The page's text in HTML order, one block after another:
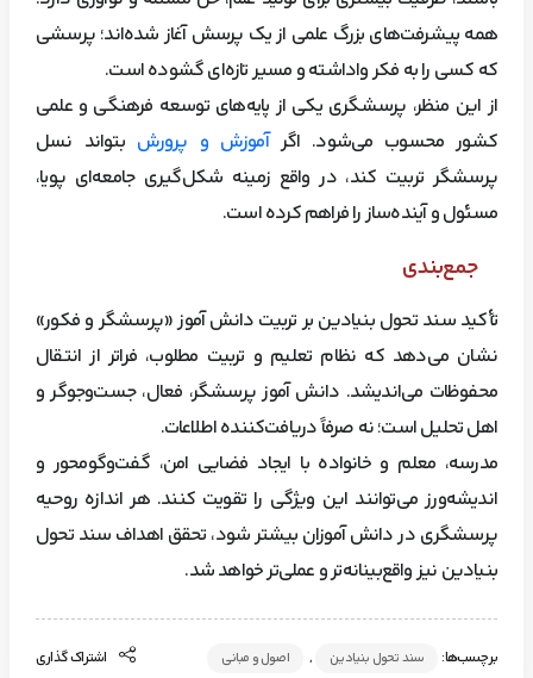
همه پیشرفت‌های بزرگ علمی از یک پرسش آغاز شده‌اند؛ پرسشی
که کسی را به فکر واداشته و مسیر تازه‌ای گشوده است.
از این منظر، پرسشگری یکی از پایه‌های توسعه فرهنگی و علمی
کشور محسوب می‌شود. اگرآموزش و پرورش بتواند نسل
پرسشگر تربیت کند، در واقع زمینه شکل‌گیری جامعه‌ای پویا،
مسئول و آینده‌ساز را فراهم کرده است.
جمع‌بندی
تأکید سند تحول بنیادین بر تربیت دانش آموز «پرسشگر و فکور»
نشان می‌دهد که نظام تعلیم و تربیت مطلوب، فراتر از انتقال
محفوظات می‌اندیشد. دانش آموز پرسشگر، فعال، جست‌وجوگر و
اهل تحلیل است؛ نه صرفاً دریافت‌کننده اطلاعات.
مدرسه، معلم و خانواده با ایجاد فضایی امن، گفت‌وگومحور و
اندیشه‌ورز می‌توانند این ویژگی را تقویت کنند. هر اندازه روحیه
پرسشگری در دانش آموزان بیشتر شود، تحقق اهداف سند تحول
بنیادین نیز واقع‌بینانه‌تر و عملی‌تر خواهد شد.
برچسب‌ها: سند تحول بنیادین , اصول و مبانی اشتراک گذاری